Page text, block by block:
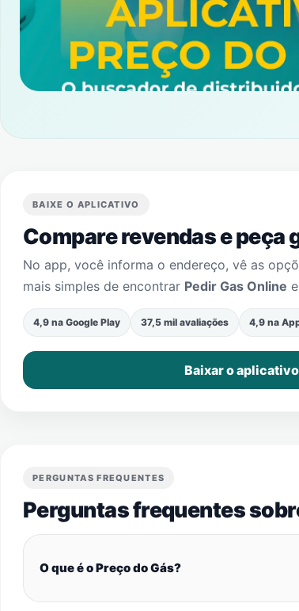
BAIXE O APLICATIVO
Compare revendas e peça
No app, você informa o endereço, vê as
mais simples de encontrar Pedir Gas Online
4,9 na Google Play 37,5 mil avaliações 4,9 na
Baixar o aplicativo
PERGUNTAS FREQUENTES
Perguntas frequentes
O que é o Preço do Gás?